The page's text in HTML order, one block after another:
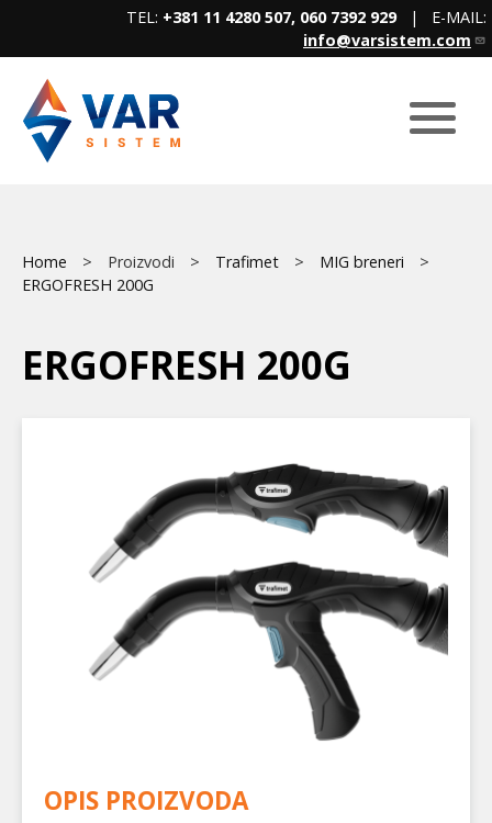
content
TEL: +381 11 4280 507, 060 7392 929| E-MAIL:
info@varsistem.com
Main
Breadcrumb
Home Proizvodi Trafimet
MIG breneri
ERGOFRESH 200G
ERGOFRESH 200G
OPIS PROIZVODA